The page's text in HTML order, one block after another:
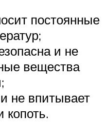
постоянные
и не
вещества
не впитывает